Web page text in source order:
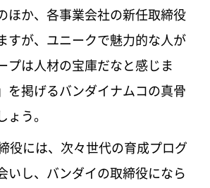
ほか、各事業会社の新任取締役
すが、ユニークで魅力的な人が
プは人材の宝庫だなと感じま
を掲げるバンダイナムコの真骨
う。
役には、次々世代の育成プログ
いし、バンダイの取締役になら